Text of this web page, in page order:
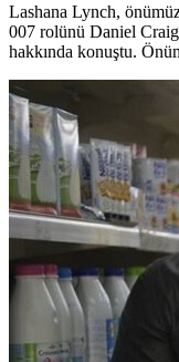
Lashana Lynch,
007 rolünü Daniel
hakkında konuştu.